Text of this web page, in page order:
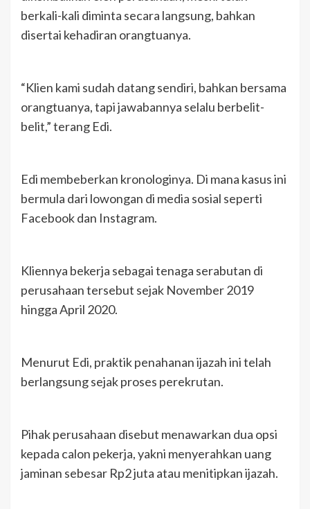
berkali-kali diminta secara langsung, bahkan
disertai kehadiran orangtuanya.
“Klien kami sudah datang sendiri, bahkan bersama
orangtuanya, tapi jawabannya selalu berbelit-
belit,” terang Edi.
Edi membeberkan kronologinya. Di mana kasus ini
bermula dari lowongan di media sosial seperti
Facebook dan Instagram.
Kliennya bekerja sebagai tenaga serabutan di
perusahaan tersebut sejak November 2019
hingga April 2020.
Menurut Edi, praktik penahanan ijazah ini telah
berlangsung sejak proses perekrutan.
Pihak perusahaan disebut menawarkan dua opsi
kepada calon pekerja, yakni menyerahkan uang
jaminan sebesar Rp2 juta atau menitipkan ijazah.